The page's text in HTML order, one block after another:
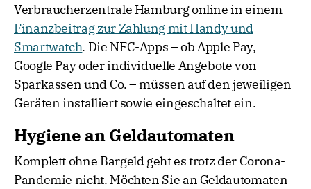
Verbraucherzentrale Hamburg online in einem
Finanzbeitrag zur Zahlung mit Handy und
Smartwatch. Die NFC-Apps – ob Apple Pay,
Google Pay oder individuelle Angebote von
Sparkassen und Co. – müssen auf den jeweiligen
Geräten installiert sowie eingeschaltet ein.
Hygiene an Geldautomaten
Komplett ohne Bargeld geht es trotz der Corona-
Pandemie nicht. Möchten Sie an Geldautomaten